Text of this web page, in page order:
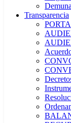
Demuna
Transparencia